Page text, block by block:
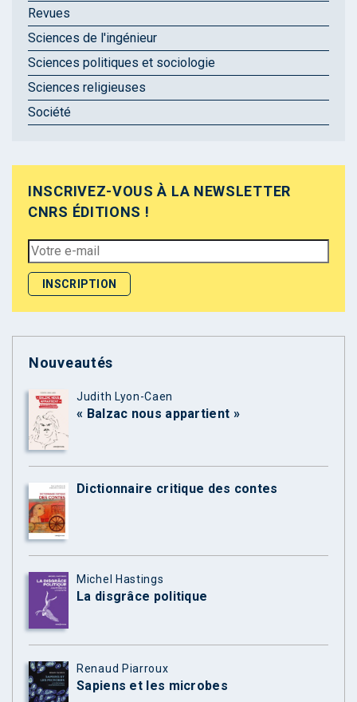
Revues
Sciences de l'ingénieur
Sciences politiques et sociologie
Sciences religieuses
Société
INSCRIVEZ-VOUS À LA NEWSLETTER
CNRS ÉDITIONS !
Nouveautés
Judith Lyon-Caen
« Balzac nous appartient »
Dictionnaire critique des contes
Michel Hastings
La disgrâce politique
Renaud Piarroux
Sapiens et les microbes